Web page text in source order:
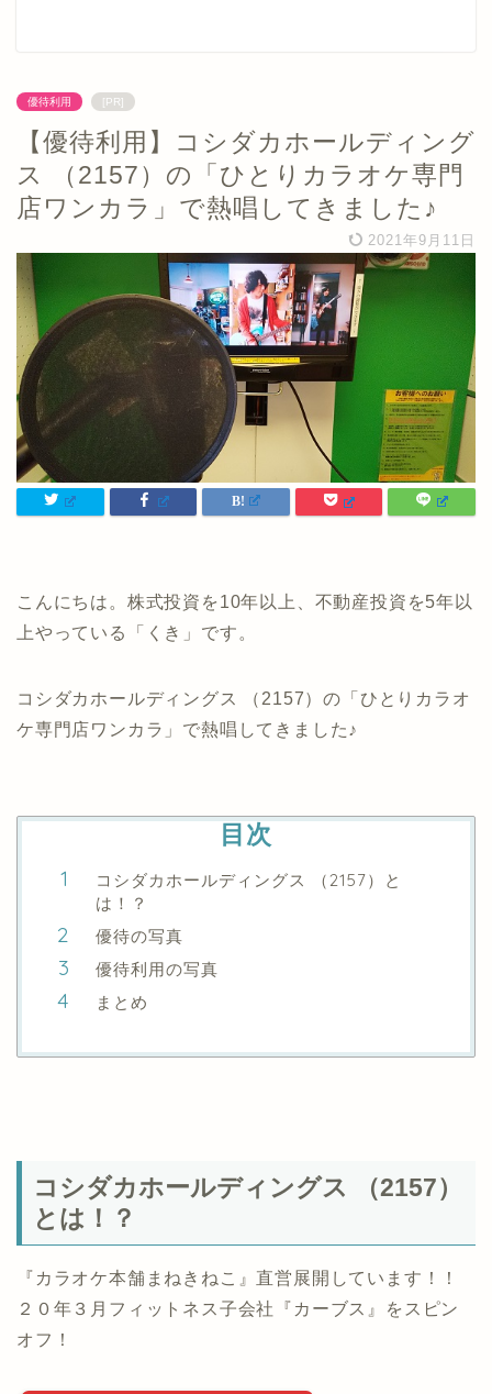
優待利用 [PR]
【優待利用】コシダカホールディング
ス （2157）の「ひとりカラオケ専門
店ワンカラ」で熱唱してきました♪
2021年9月11日
こんにちは。株式投資を10年以上、不動産投資を5年以
上やっている「くき」です。
コシダカホールディングス （2157）の「ひとりカラオ
ケ専門店ワンカラ」で熱唱してきました♪
目次
コシダカホールディングス （2157）と
は！？
優待の写真
優待利用の写真
まとめ
コシダカホールディングス （2157）
とは！？
『カラオケ本舗まねきねこ』直営展開しています！！
２０年３月フィットネス子会社『カーブス』をスピン
オフ！